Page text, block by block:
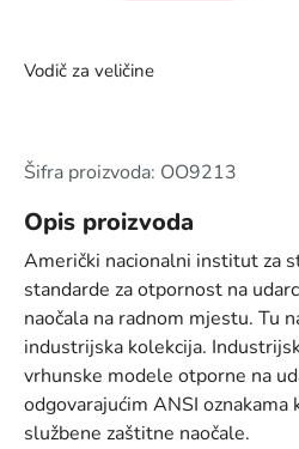
Vodič za veličine
Šifra proizvoda: OO9213
Opis proizvoda
Američki nacionalni institut za
standarde za otpornost na
naočala na radnom mjestu. Tu
industrijska kolekcija.
vrhunske modele otporne na
odgovarajućim ANSI oznakama
službene zaštitne naočale.